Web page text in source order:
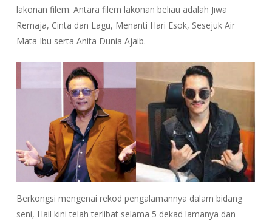
lakonan filem. Antara filem lakonan beliau adalah Jiwa
Remaja, Cinta dan Lagu, Menanti Hari Esok, Sesejuk Air
Mata Ibu serta Anita Dunia Ajaib.
Berkongsi mengenai rekod pengalamannya dalam bidang
seni, Hail kini telah terlibat selama 5 dekad lamanya dan